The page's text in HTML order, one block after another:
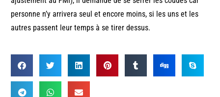
personne n’y arrivera seul et encore moins, si les uns et les
autres passent leur temps à se tirer dessus.